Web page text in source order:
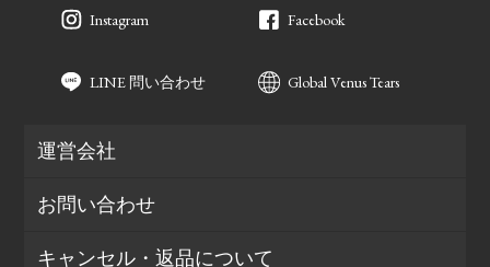
Instagram
LINE 問い合わせ
Facebook
Global Venus Tears
運営会社
お問い合わせ
キャンセル・返品について